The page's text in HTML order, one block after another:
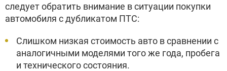
следует обратить внимание в ситуации покупки
автомобиля с дубликатом ПТС:
Слишком низкая стоимость авто в сравнении с
аналогичными моделями того же года, пробега
и технического состояния.